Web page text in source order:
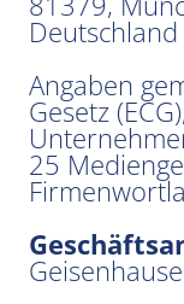
Deutschland
Angaben
Gesetz
25